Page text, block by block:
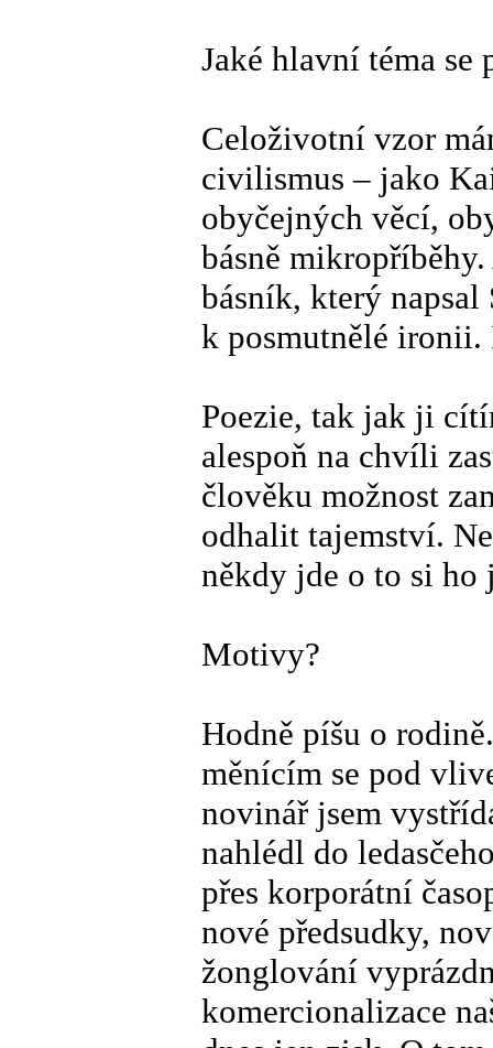
Jaké hlavní téma
Celoživotní vzor
civilismus – jako
obyčejných věcí,
básně
básník, který
k posmutnělé ironii.
Poezie, tak jak ji
alespoň na chvíli
člověku možnost
odhalit tajemství.
někdy jde o to si ho
Motivy?
Hodně píšu o
měnícím se pod
novinář jsem
nahlédl do
přes korporátní
nové předsudky,
žonglování
komercionalizace